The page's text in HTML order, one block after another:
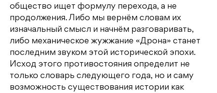
общество ищет формулу перехода, а не
продолжения. Либо мы вернём словам их
изначальный смысл и начнём разговаривать,
либо механическое жужжание «Дрона» станет
последним звуком этой исторической эпохи.
Исход этого противостояния определит не
только словарь следующего года, но и саму
возможность существования истории как